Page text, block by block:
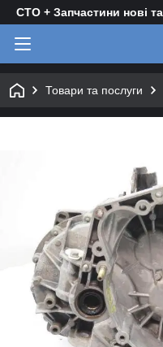
СТО + Запчастини нові
Товари та послуги